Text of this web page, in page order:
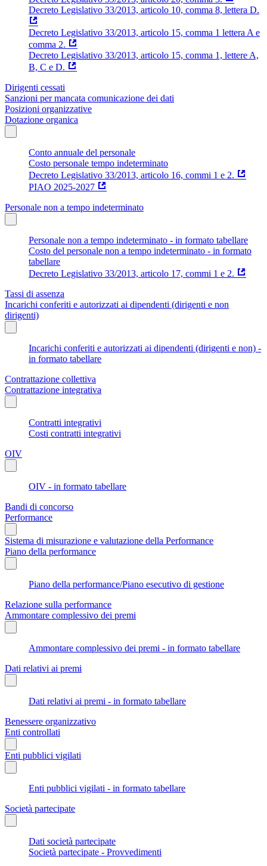
Decreto Legislativo 33/2013, articolo 10, comma 8, lettera D.
Decreto Legislativo 33/2013, articolo 15, comma 1 lettera A e
comma 2.
Decreto Legislativo 33/2013, articolo 15, comma 1, lettere A,
B, C e D.
Dirigenti cessati
Sanzioni per mancata comunicazione dei dati
Posizioni organizzative
Dotazione organica
Conto annuale del personale
Costo personale tempo indeterminato
Decreto Legislativo 33/2013, articolo 16, commi 1 e 2.
PIAO 2025-2027
Personale non a tempo indeterminato
Personale non a tempo indeterminato - in formato tabellare
Costo del personale non a tempo indeterminato - in formato
tabellare
Decreto Legislativo 33/2013, articolo 17, commi 1 e 2.
Tassi di assenza
Incarichi conferiti e autorizzati ai dipendenti (dirigenti e non
dirigenti)
Incarichi conferiti e autorizzati ai dipendenti (dirigenti e non) -
in formato tabellare
Contrattazione collettiva
Contrattazione integrativa
Contratti integrativi
Costi contratti integrativi
OIV
OIV - in formato tabellare
Bandi di concorso
Performance
Sistema di misurazione e valutazione della Performance
Piano della performance
Piano della performance/Piano esecutivo di gestione
Relazione sulla performance
Ammontare complessivo dei premi
Ammontare complessivo dei premi - in formato tabellare
Dati relativi ai premi
Dati relativi ai premi - in formato tabellare
Benessere organizzativo
Enti controllati
Enti pubblici vigilati
Enti pubblici vigilati - in formato tabellare
Società partecipate
Dati società partecipate
Società partecipate - Provvedimenti